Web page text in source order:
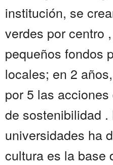
institución, se
verdes por centro
pequeños fondos
locales; en 2
por 5 las
de sostenibilidad
universidades ha
cultura es la base